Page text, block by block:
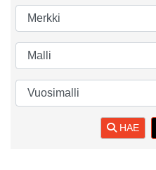
HAE